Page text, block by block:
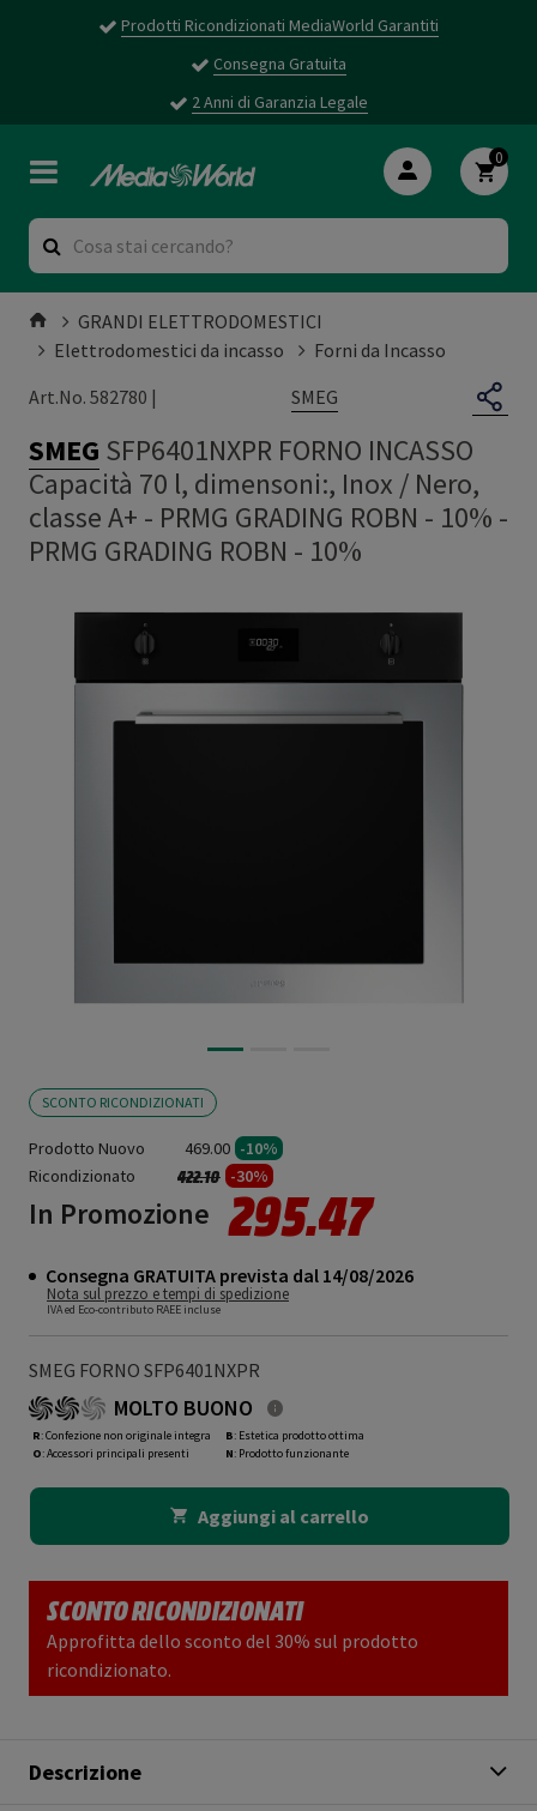
Prodotti Ricondizionati MediaWorld Garantiti
Consegna Gratuita
2 Anni di Garanzia Legale
0
GRANDI ELETTRODOMESTICI
Elettrodomestici da incasso
Forni da Incasso
Art.No. 582780 |
SMEG
SMEG SFP6401NXPR FORNO INCASSO
Capacità 70 l, dimensoni:, Inox / Nero,
classe A+ - PRMG GRADING ROBN - 10% -
PRMG GRADING ROBN - 10%
SCONTO RICONDIZIONATI
Prodotto Nuovo 469.00 -10%
Ricondizionato
Prezzo ridotto da
422.10a -30%
In Promozione 295.47
Consegna GRATUITA prevista dal 14/08/2026
Nota sul prezzo e tempi di spedizione
IVA ed Eco-contributo RAEE incluse
SMEG FORNO SFP6401NXPR
MOLTO BUONO
R: Confezione non originale integra
O: Accessori principali presenti
B: Estetica prodotto ottima
N: Prodotto funzionante
Aggiungi al carrello
SCONTO RICONDIZIONATI
Approfitta dello sconto del 30% sul prodotto
ricondizionato.
Descrizione